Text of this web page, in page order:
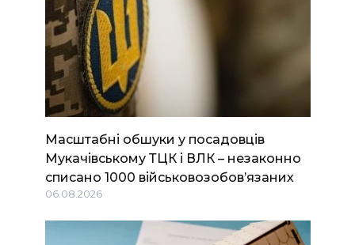
Масштабні обшуки у посадовців
Мукачівському ТЦК і ВЛК – незаконно
списано 1000 військовозобов’язаних
06.08.2026